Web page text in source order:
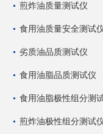
煎炸油质量测试仪
食用油质量安全测试
劣质油品质测试仪
食用油脂品质测试仪
食用油脂极性组分测
煎炸油极性组分测试